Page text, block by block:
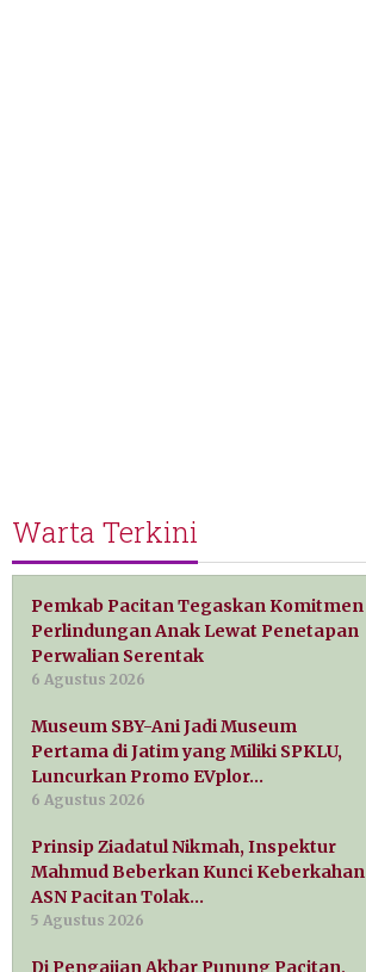
Warta Terkini
Pemkab Pacitan Tegaskan Komitmen
Perlindungan Anak Lewat Penetapan
Perwalian Serentak
6 Agustus 2026
Museum SBY-Ani Jadi Museum
Pertama di Jatim yang Miliki SPKLU,
Luncurkan Promo EVplor…
6 Agustus 2026
Prinsip Ziadatul Nikmah, Inspektur
Mahmud Beberkan Kunci Keberkahan
ASN Pacitan Tolak…
5 Agustus 2026